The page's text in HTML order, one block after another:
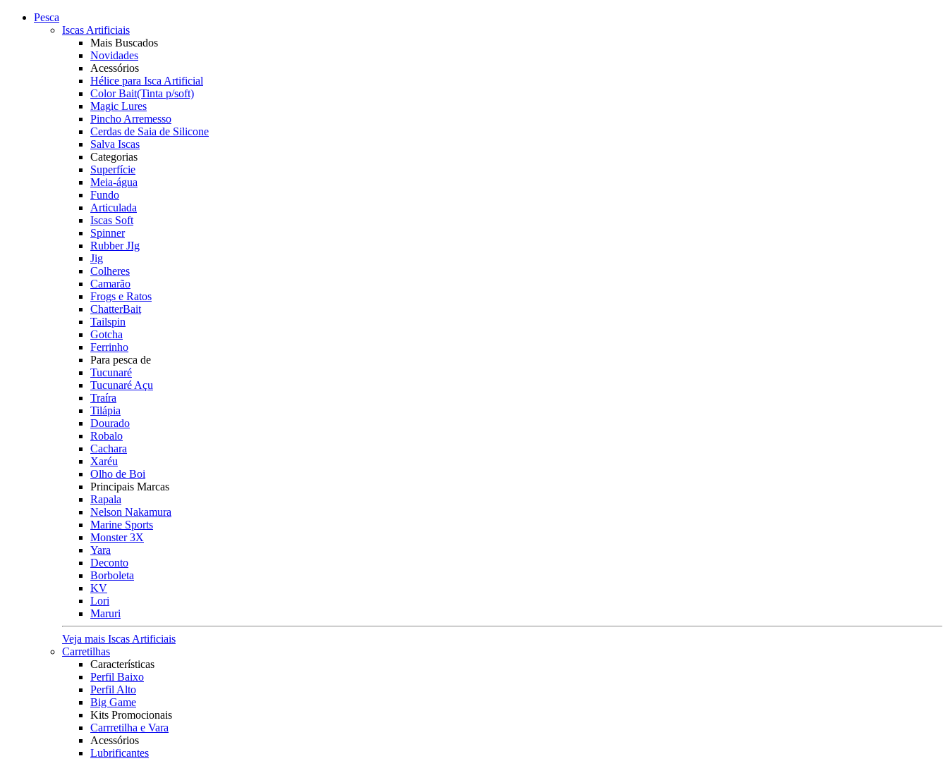
Pesca
Iscas Artificiais
Mais Buscados
Novidades
Acessórios
Hélice para Isca Artificial
Color Bait(Tinta p/soft)
Magic Lures
Pincho Arremesso
Cerdas de Saia de Silicone
Salva Iscas
Categorias
Superfície
Meia-água
Fundo
Articulada
Iscas Soft
Spinner
Rubber JIg
Jig
Colheres
Camarão
Frogs e Ratos
ChatterBait
Tailspin
Gotcha
Ferrinho
Para pesca de
Tucunaré
Tucunaré Açu
Traíra
Tilápia
Dourado
Robalo
Cachara
Xaréu
Olho de Boi
Principais Marcas
Rapala
Nelson Nakamura
Marine Sports
Monster 3X
Yara
Deconto
Borboleta
KV
Lori
Maruri
Veja mais Iscas Artificiais
Carretilhas
Características
Perfil Baixo
Perfil Alto
Big Game
Kits Promocionais
Carrretilha e Vara
Acessórios
Lubrificantes